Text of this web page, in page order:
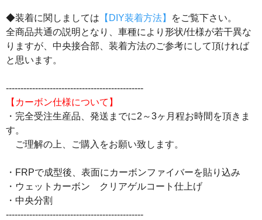
◆装着に関しましては 【DIY装着方法】
をご覧下さい。
全商品共通の説明となり、車種により形状/仕様が若干異な
りますが、中央接合部、装着方法のご参考にして頂ければ
と思います。
-----------------------------------------------
【カーボン仕様について】
・完全受注生産品、発送までに2～3ヶ月程お時間を頂きま
す。
ご理解の上、ご購入をお願い致します。
・FRPで成型後、表面にカーボンファイバーを貼り込み
・ウェットカーボン クリアゲルコート仕上げ
・中央分割
-----------------------------------------------